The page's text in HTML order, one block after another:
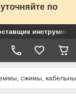
по
сжимы,